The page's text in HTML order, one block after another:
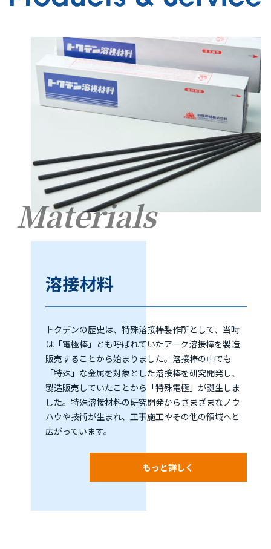
Materials
溶接材料
トクデンの歴史は、特殊溶接棒製作所として、当時
は「電極棒」とも呼ばれていたアーク溶接棒を製造
販売することから始まりました。溶接棒の中でも
「特殊」な金属を対象とした溶接棒を研究開発し、
製造販売していたことから「特殊電極」が誕生しま
した。特殊溶接材料の研究開発からさまざまなノウ
ハウや技術が生まれ、工事施工やその他の領域へと
広がっています。
もっと詳しく